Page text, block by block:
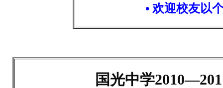
• 欢迎校友以
国光中学